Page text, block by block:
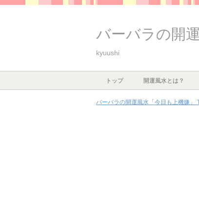
バーバラの開
kyuushi
トップ 開運風水とは？
バーバラの開運風水「今日も上機嫌」